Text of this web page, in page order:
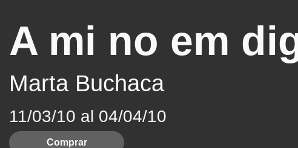
A mi no em
Marta Buchaca
11/03/10 al 04/04/10
Comprar